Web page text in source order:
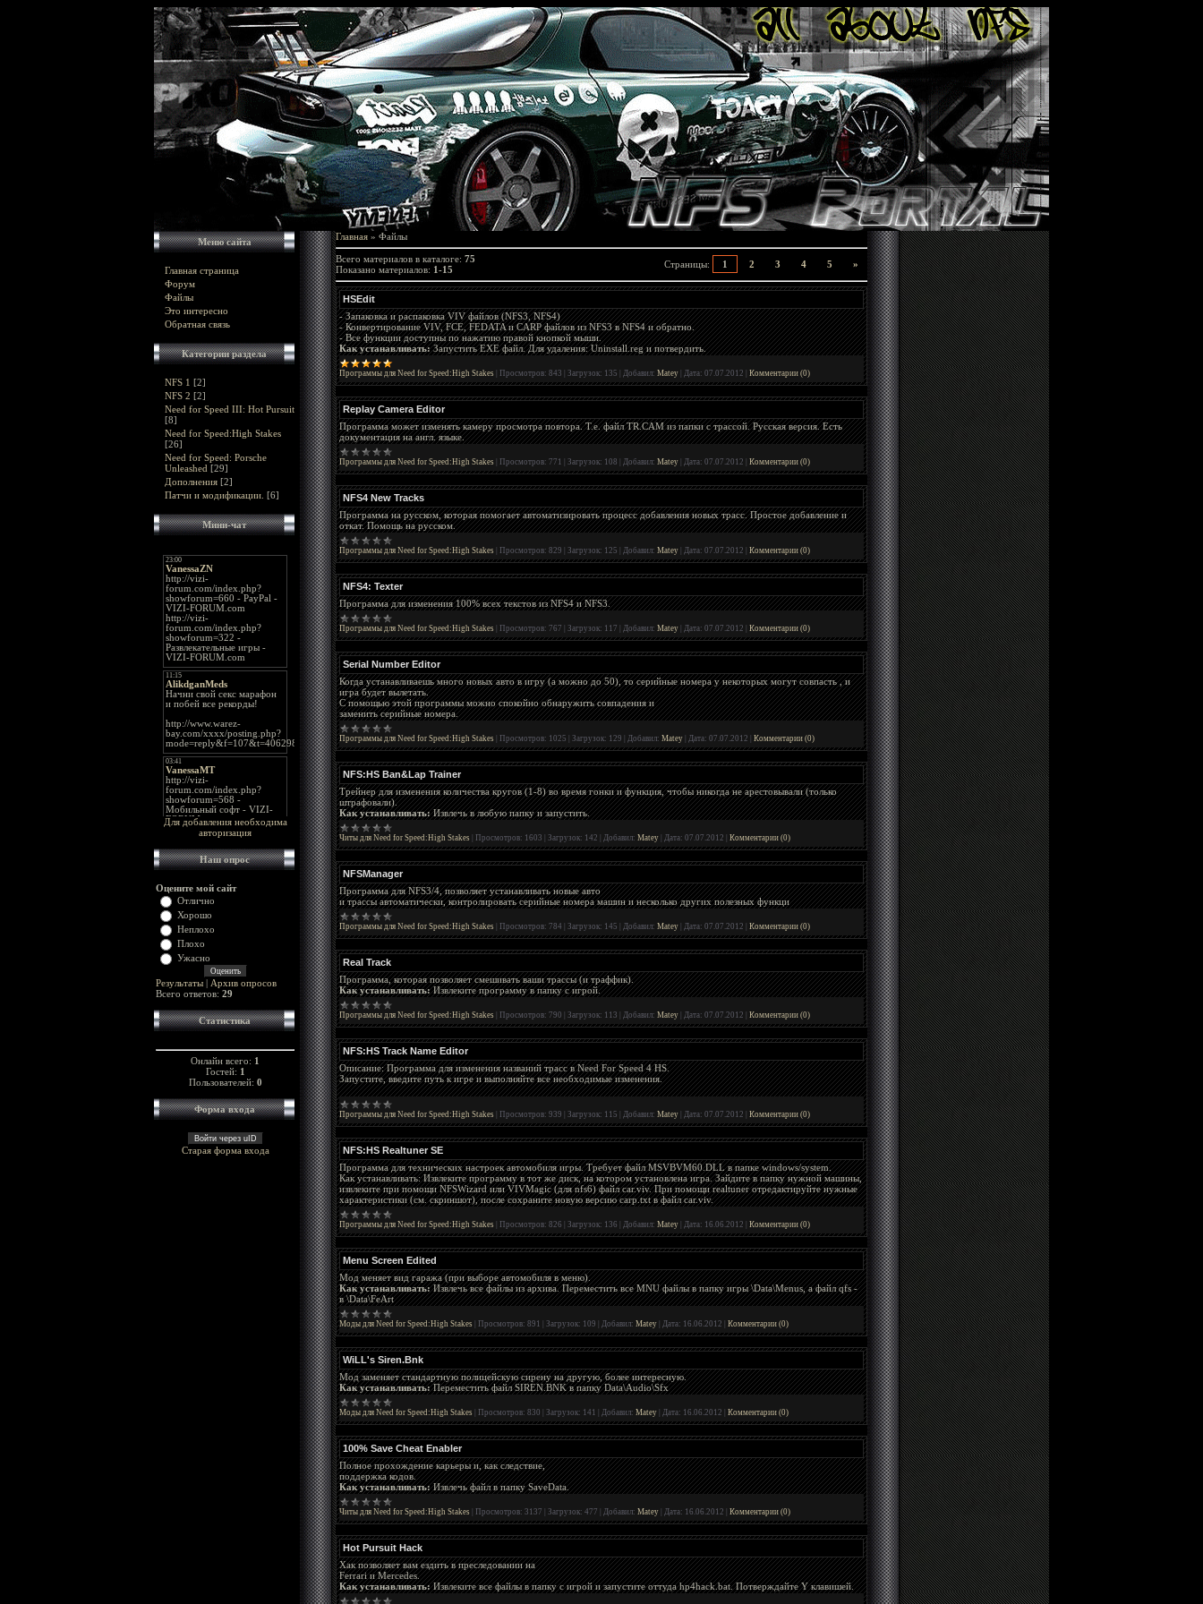
Меню сайта
Главная страница
Форум
Файлы
Это интересно
Обратная связь
Категории раздела
NFS 1 [2]
NFS 2 [2]
Need for Speed III: Hot Pursuit
[8]
Need for Speed:High Stakes
[26]
Need for Speed: Porsche
Unleashed [29]
Дополнения [2]
Патчи и модификации. [6]
Мини-чат
Для добавления необходима
авторизация
Наш опрос
Оцените мой сайт
Отлично
Хорошо
Неплохо
Плохо
Ужасно
Результаты | Архив опросов
Всего ответов: 29
Статистика
Онлайн всего: 1
Гостей: 1
Пользователей: 0
Форма входа
Войти через uID
Старая форма входа
Главная » Файлы
Всего материалов в каталоге: 75
Показано материалов: 1-15 Страницы: 1 2 3 4 5 »
HSEdit
- Запаковка и распаковка VIV файлов (NFS3, NFS4)
- Конвертирование VIV, FCE, FEDATA и CARP файлов из NFS3 в NFS4 и обратно.
- Все функции доступны по нажатию правой кнопкой мыши.
Как устанавливать:Запустить EXE файл. Для удаления: Uninstall.reg и потвердить.
Программы для Need for Speed:High Stakes Просмотров: 843 Загрузок: 135 Добавил: Matey Дата: 07.07.2012 Комментарии (0)
Replay Camera Editor
Программа может изменять камеру просмотра повтора. Т.е. файл TR.CAM из папки с трассой. Русская версия. Есть
документация на англ. языке.
Программы для Need for Speed:High Stakes Просмотров: 771 Загрузок: 108 Добавил: Matey Дата: 07.07.2012 Комментарии (0)
NFS4 New Tracks
Программа на русском, которая помогает автоматизировать процесс добавления новых трасс. Простое добавление и
откат. Помощь на русском.
Программы для Need for Speed:High Stakes Просмотров: 829 Загрузок: 125 Добавил: Matey Дата: 07.07.2012 Комментарии (0)
NFS4: Texter
Программа для изменения 100% всех текстов из NFS4 и NFS3.
Программы для Need for Speed:High Stakes Просмотров: 767 Загрузок: 117 Добавил: Matey Дата: 07.07.2012 Комментарии (0)
Serial Number Editor
Когда устанавливаешь много новых авто в игру (а можно до 50), то серийные номера у некоторых могут совпаcть , и
игра будет вылетать.
С помощью этой программы можно спокойно обнаружить совпадения и
заменить серийные номера.
Программы для Need for Speed:High Stakes Просмотров: 1025 Загрузок: 129 Добавил: Matey Дата: 07.07.2012 Комментарии (0)
NFS:HS Ban&Lap Trainer
Трейнер для изменения количества кругов (1-8) во время гонки и функция, чтобы никогда не арестовывали (только
штрафовали).
Как устанавливать:Извлечь в любую папку и запустить.
Читы для Need for Speed:High Stakes Просмотров: 1603 Загрузок: 142 Добавил: Matey Дата: 07.07.2012 Комментарии (0)
NFSManager
Программа для NFS3/4, позволяет устанавливать новые авто
и трассы автоматически, контролировать серийные номера машин и несколько других полезных функци
Программы для Need for Speed:High Stakes Просмотров: 784 Загрузок: 145 Добавил: Matey Дата: 07.07.2012 Комментарии (0)
Real Track
Программа, которая позволяет смешивать ваши трассы (и траффик).
Как устанавливать:Извлеките программу в папку с игрой.
Программы для Need for Speed:High Stakes Просмотров: 790 Загрузок: 113 Добавил: Matey Дата: 07.07.2012 Комментарии (0)
NFS:HS Track Name Editor
Описание: Программа для изменения названий трасс в Need For Speed 4 HS.
Запустите, введите путь к игре и выполняйте все необходимые изменения.
Программы для Need for Speed:High Stakes Просмотров: 939 Загрузок: 115 Добавил: Matey Дата: 07.07.2012 Комментарии (0)
NFS:HS Realtuner SE
Программа для технических настроек автомобиля игры. Требует файл MSVBVM60.DLL в папке windows/system.
Как устанавливать: Извлеките программу в тот же диск, на котором установлена игра. Зайдите в папку нужной машины,
извлеките при помощи NFSWizard или VIVMagic (для nfs6) файл car.viv. При помощи realtuner отредактируйте нужные
характеристики (см. скриншот), после сохраните новую версию carp.txt в файл car.viv.
Программы для Need for Speed:High Stakes Просмотров: 826 Загрузок: 136 Добавил: Matey Дата: 16.06.2012 Комментарии (0)
Menu Screen Edited
Мод меняет вид гаража (при выборе автомобиля в меню).
Как устанавливать:Извлечь все файлы из архива. Переместить все MNU файлы в папку игры \Data\Menus, а файл qfs -
в \Data\FeArt
Моды для Need for Speed:High Stakes Просмотров: 891 Загрузок: 109 Добавил: Matey Дата: 16.06.2012 Комментарии (0)
WiLL's Siren.Bnk
Мод заменяет стандартную полицейскую сирену на другую, более интересную.
Как устанавливать:Переместить файл SIREN.BNK в папку Data\Audio\Sfx
Моды для Need for Speed:High Stakes Просмотров: 830 Загрузок: 141 Добавил: Matey Дата: 16.06.2012 Комментарии (0)
100% Save Cheat Enabler
Полное прохождение карьеры и, как следствие,
поддержка кодов.
Как устанавливать:Извлечь файл в папку SaveData.
Читы для Need for Speed:High Stakes Просмотров: 3137 Загрузок: 477 Добавил: Matey Дата: 16.06.2012 Комментарии (0)
Hot Pursuit Hack
Хак позволяет вам ездить в преследовании на
Ferrari и Mercedes.
Как устанавливать:Извлеките все файлы в папку с игрой и запустите оттуда hp4hack.bat. Потверждайте Y клавишей.